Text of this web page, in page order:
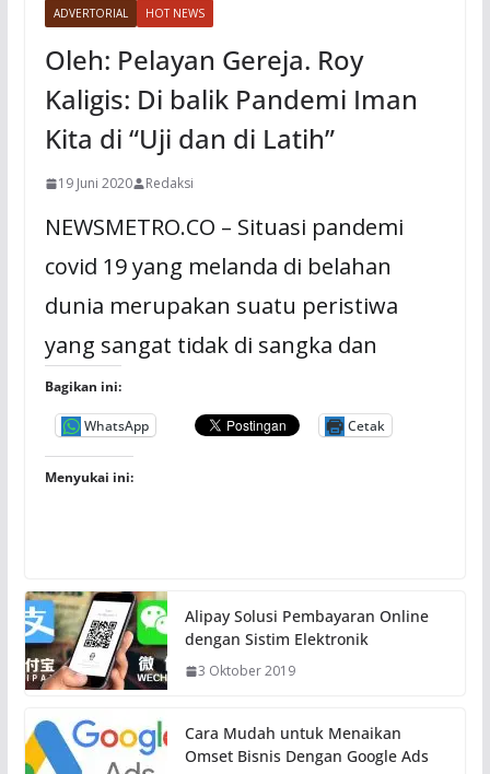
ADVERTORIAL HOT NEWS
Oleh: Pelayan Gereja. Roy
Kaligis: Di balik Pandemi Iman
Kita di “Uji dan di Latih”
19 Juni 2020 Redaksi
NEWSMETRO.CO – Situasi pandemi
covid 19 yang melanda di belahan
dunia merupakan suatu peristiwa
yang sangat tidak di sangka dan
Bagikan ini:
WhatsApp Cetak
Menyukai ini:
Alipay Solusi Pembayaran Online
dengan Sistim Elektronik
3 Oktober 2019
Cara Mudah untuk Menaikan
Omset Bisnis Dengan Google Ads